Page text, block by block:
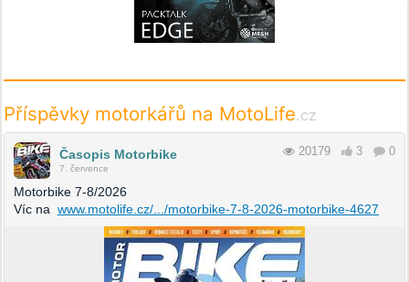
Příspěvky motorkářů na MotoLife.cz
Časopis Motorbike
7. července
20179 3 0
Motorbike 7-8/2026
Víc na www.motolife.cz/.../motorbike-7-8-2026-motorbike-4627